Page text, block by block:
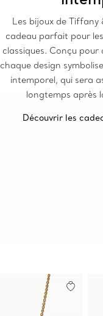
Les bijoux de Tiffany
cadeau parfait pour
classiques. Conçu
chaque design
intemporel, qui sera
longtemps après
Découvrir les